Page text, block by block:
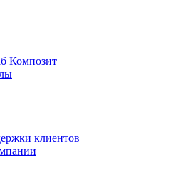
Композит
клиентов